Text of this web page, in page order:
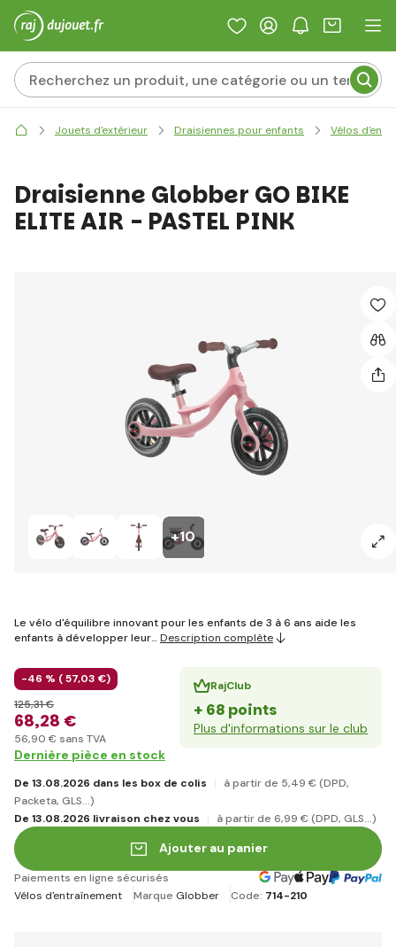
Jouets d'extérieur Draisiennes pour enfants Vélos
+10
Draisienne Globber GO BIKE
ELITE AIR - PASTEL PINK
Le vélo d'équilibre innovant pour les enfants de 3 à 6 ans aide les
enfants à développer leur… Description complète
-46 % (57,03 €)
68,28 €
125,31 €
56,90 € sans TVA
RajClub
+ 68 points
Plus d'informations sur le club
Dernière pièce en stock
De 13.08.2026 dans les box de colis à partir de 5,49 € (DPD,
Packeta, GLS...)
De 13.08.2026 livraison chez vous
à partir de 6,99 € (DPD, GLS...)
Ajouter au panier
Paiements en ligne sécurisés
Vélos d'entraînement
Marque Globber Code: 714-210